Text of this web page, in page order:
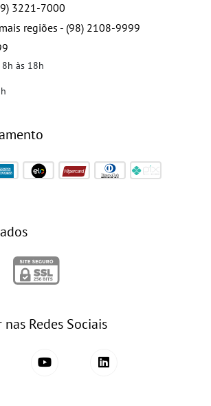
3221-7000
regiões - (98) 2108-9999
8h às 18h
Redes Sociais